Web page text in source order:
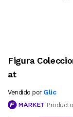
Figura
at
Vendido por Glic